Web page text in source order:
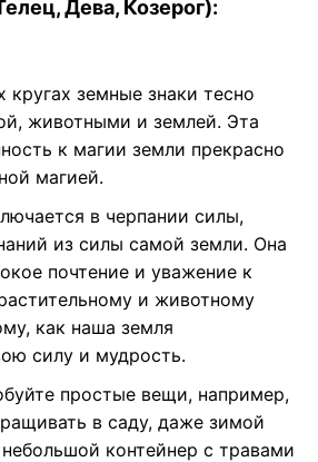
Дева, Козерог):
кругах земные знаки тесно
животными и землей. Эта
к магии земли прекрасно
магией.
в черпании силы,
из силы самой земли. Она
почтение и уважение к
и животному
как наша земля
силу и мудрость.
простые вещи, например,
в саду, даже зимой
контейнер с травами